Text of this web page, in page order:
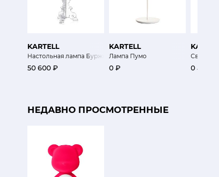
KARTELL
Настольная лампа Буржи
50 600 ₽
KARTELL
Лампа Пумо
0 ₽ 0 ₽
НЕДАВНО ПРОСМОТРЕННЫЕ